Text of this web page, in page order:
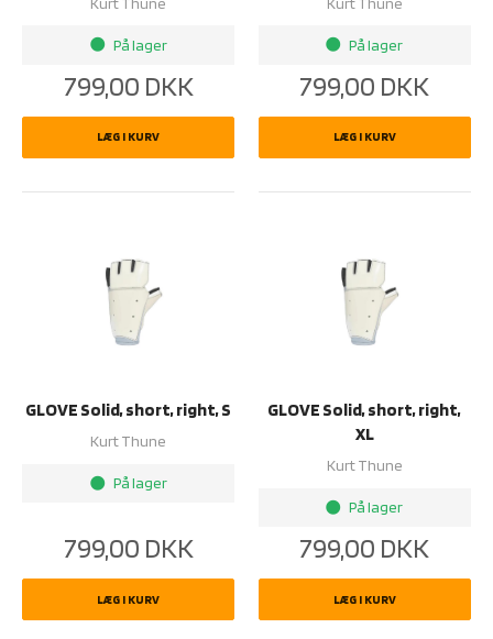
brightness_1 På lager
799,00 DKK
LÆG I KURV
brightness_1 På lager
799,00 DKK
LÆG I KURV
GLOVE Solid, short, right, S
Kurt Thune
brightness_1 På lager
799,00 DKK
LÆG I KURV
GLOVE Solid, short, right,
XL
Kurt Thune
brightness_1 På lager
799,00 DKK
LÆG I KURV